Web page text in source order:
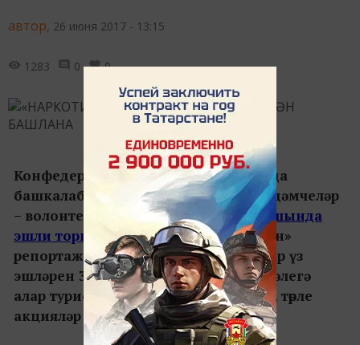
автор, 26 июня 2017 - 13:15
1283 0 0
Конфедерацияләр Кубогы вакытында
башкалабыз кунакларына иң зур ярдәмчеләр
– волонтерлар.
Игенчеләр сарае каршында
эшли торган яшьләр турында«Ялкын»
репортаж әзерләгән иде. Волонтерлар үз
эшләрен 30 июньдә тәмамлаячак. Ә әлегә
алар туристларга ярдәм иткән арада, төрле
акцияләр дә уздырырга вакыт таба.